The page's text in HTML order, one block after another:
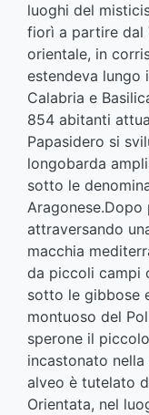
luoghi del
fiorì a partire dal
orientale, in
estendeva lungo
Calabria e
854 abitanti
Papasidero si
longobarda
sotto le
Aragonese.Dopo
attraversando
macchia
da piccoli campi
sotto le gibbose
montuoso del
sperone il
incastonato
alveo è tutelato
Orientata, nel